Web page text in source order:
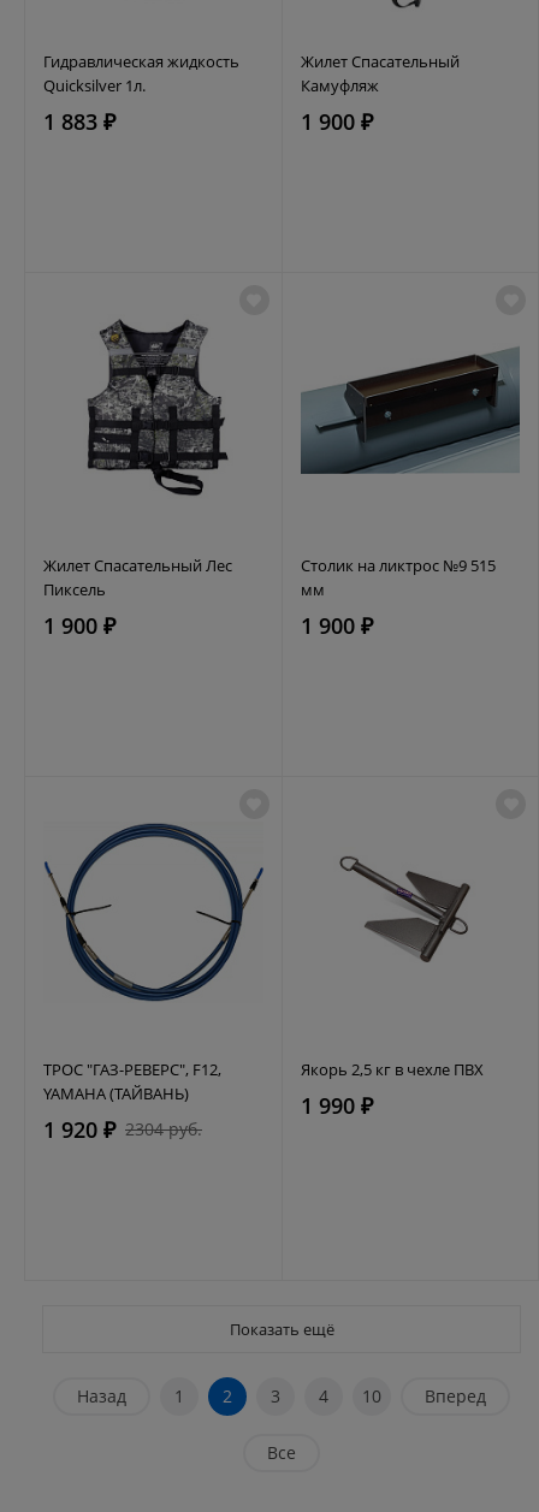
Гидравлическая жидкость
Quicksilver 1л.
1 883 ₽
Жилет Спасательный
Камуфляж
1 900 ₽
Жилет Спасательный Лес
Пиксель
1 900 ₽
Столик на ликтрос №9 515
мм
1 900 ₽
ТРОС "ГАЗ-РЕВЕРС", F12,
YAMAHA (ТАЙВАНЬ)
1 920 ₽ 2304 руб.
Якорь 2,5 кг в чехле ПВХ
1 990 ₽
Показать ещё
Назад 1 2 3 4 10 Вперед
Все